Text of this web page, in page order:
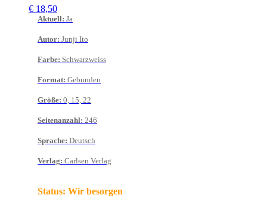
€ 18,50
Aktuell: Ja
Autor: Junji Ito
Farbe: Schwarzweiss
Format: Gebunden
Größe: 0, 15, 22
Seitenanzahl: 246
Sprache: Deutsch
Verlag: Carlsen Verlag
Status: Wir besorgen